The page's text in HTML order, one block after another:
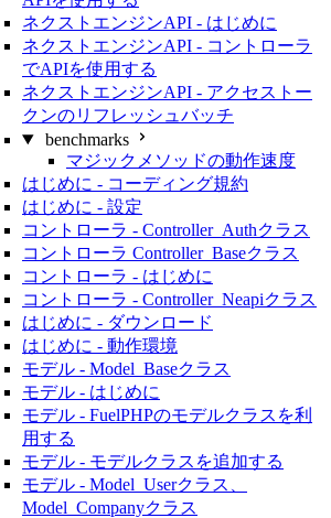
ネクストエンジンAPI - はじめに
ネクストエンジンAPI - コントローラ
でAPIを使用する
ネクストエンジンAPI - アクセストー
クンのリフレッシュバッチ
benchmarks
マジックメソッドの動作速度
はじめに - コーディング規約
はじめに - 設定
コントローラ - Controller_Authクラス
コントローラ Controller_Baseクラス
コントローラ - はじめに
コントローラ - Controller_Neapiクラス
はじめに - ダウンロード
はじめに - 動作環境
モデル - Model_Baseクラス
モデル - はじめに
モデル - FuelPHPのモデルクラスを利
用する
モデル - モデルクラスを追加する
モデル - Model_Userクラス、
Model_Companyクラス